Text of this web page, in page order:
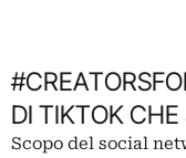
DI TIKTOK
Scopo del social